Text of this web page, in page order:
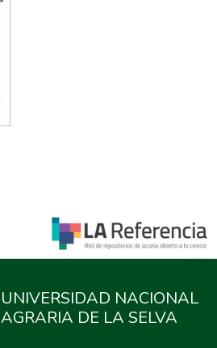
UNIVERSIDAD NACIONAL
AGRARIA DE LA SELVA